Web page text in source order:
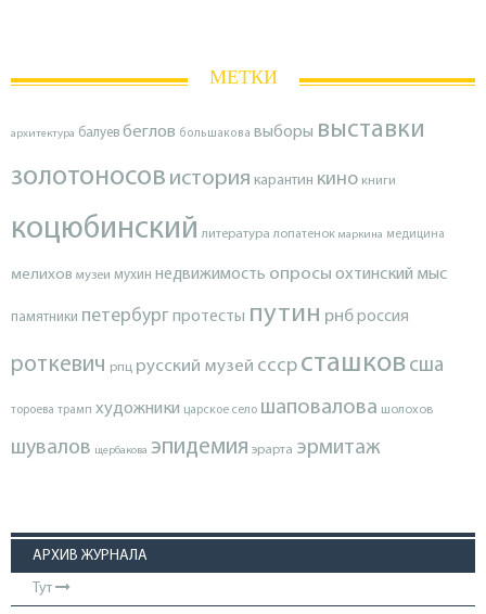
МЕТКИ
архитектура балуев беглов большакова выборы выставки
золотоносов история карантин кино книги
коцюбинский литература лопатенок маркина медицина
мелихов музеи мухин недвижимость опросы охтинский мыс
памятники петербургпротесты путин рнброссия
роткевич рпц русский музей ссср сташков сша
тороева трамп художники царское село шаповалова шолохов
шувалов щербакова эпидемия эрарта эрмитаж
АРХИВ ЖУРНАЛА
Тут